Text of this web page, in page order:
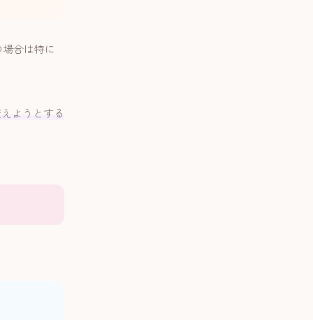
合は特に
ようとする